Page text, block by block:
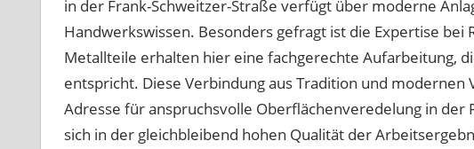
in der Frank-Schweitzer-Straße verfügt über moderne
Handwerkswissen. Besonders gefragt ist die Expertise
Metallteile erhalten hier eine fachgerechte Aufarbeitung,
entspricht. Diese Verbindung aus Tradition und
Adresse für anspruchsvolle Oberflächenveredelung in der
sich in der gleichbleibend hohen Qualität der